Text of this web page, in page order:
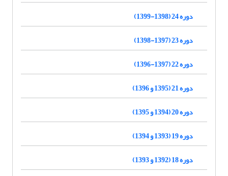
دوره 24 (1398-1399)
دوره 23 (1397-1398)
دوره 22 (1397-1396)
دوره 21 (1395 و 1396)
دوره 20 (1394 و 1395)
دوره 19 (1393 و 1394)
دوره 18 (1392 و 1393)